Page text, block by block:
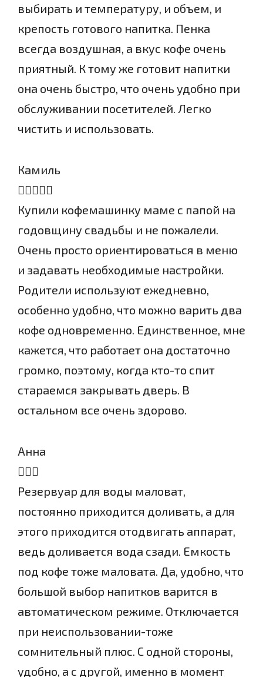
выбирать и температуру, и объем, и
крепость готового напитка. Пенка
всегда воздушная, а вкус кофе очень
приятный. К тому же готовит напитки
она очень быстро, что очень удобно при
обслуживании посетителей. Легко
чистить и использовать.
Камиль
Купили кофемашинку маме с папой на
годовщину свадьбы и не пожалели.
Очень просто ориентироваться в меню
и задавать необходимые настройки.
Родители используют ежедневно,
особенно удобно, что можно варить два
кофе одновременно. Единственное, мне
кажется, что работает она достаточно
громко, поэтому, когда кто-то спит
стараемся закрывать дверь. В
остальном все очень здорово.
Анна
Резервуар для воды маловат,
постоянно приходится доливать, а для
этого приходится отодвигать аппарат,
ведь доливается вода сзади. Емкость
под кофе тоже маловата. Да, удобно, что
большой выбор напитков варится в
автоматическом режиме. Отключается
при неиспользовании-тоже
сомнительный плюс. С одной стороны,
удобно, а с другой, именно в момент